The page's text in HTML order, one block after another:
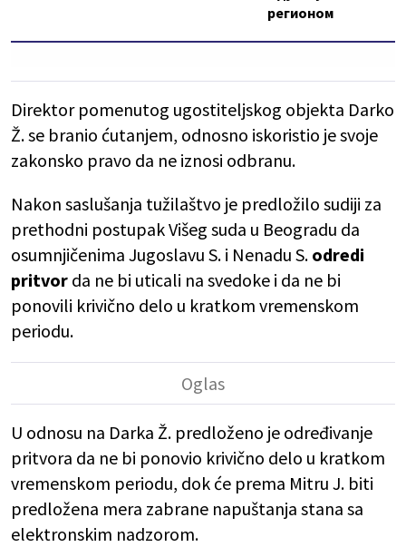
регионом
Direktor pomenutog ugostiteljskog objekta Darko
Ž. se branio ćutanjem, odnosno iskoristio je svoje
zakonsko pravo da ne iznosi odbranu.
Nakon saslušanja tužilaštvo je predložilo sudiji za
prethodni postupak Višeg suda u Beogradu da
osumnjičenima Jugoslavu S. i Nenadu S. odredi
pritvor da ne bi uticali na svedoke i da ne bi
ponovili krivično delo u kratkom vremenskom
periodu.
U odnosu na Darka Ž. predloženo je određivanje
pritvora da ne bi ponovio krivično delo u kratkom
vremenskom periodu, dok će prema Mitru J. biti
predložena mera zabrane napuštanja stana sa
elektronskim nadzorom.